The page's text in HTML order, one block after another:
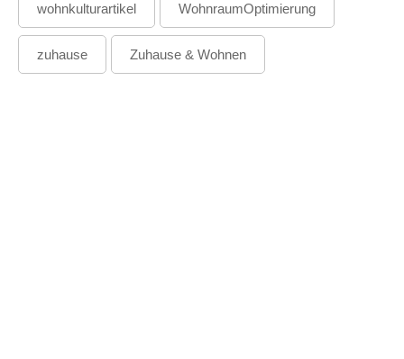
wohnkulturartikel WohnraumOptimierung
zuhause Zuhause & Wohnen